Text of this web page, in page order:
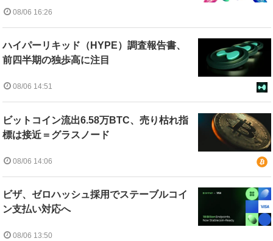
08/06 16:26
ハイパーリキッド（HYPE）調査報告書、
前四半期の独歩高に注目
08/06 14:51
ビットコイン流出6.58万BTC、売り枯れ指
標は接近＝グラスノード
08/06 14:06
ビザ、ゼロハッシュ採用でステーブルコイ
ン支払い対応へ
08/06 13:50